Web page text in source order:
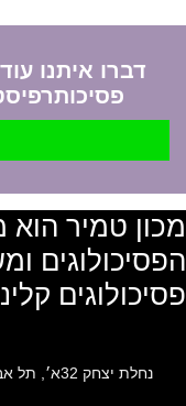
דברו איתנו
מכון טמיר
הפסיכולוגים
פסיכולוגים
נחלת יצחק 32א׳, תל אביב יפו, 6744824